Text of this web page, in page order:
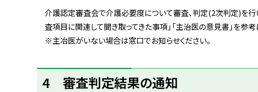
に
戻
る
介護認定審査会で介護必要度について審査、判定(2次判定)を行
査項目に関連して聞き取ってきた事項」「主治医の意見書」を参考
※主冶医がいない場合は窓口でお知らせください。
ト
ッ
4 審査判定結果の通知